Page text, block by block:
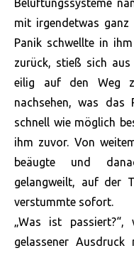
Belüftungssysteme
mit irgendetwas
Panik schwellte in
zurück, stieß sich
eilig auf den Weg
nachsehen, was
schnell wie möglich
ihm zuvor. Von
beäugte und
gelangweilt, auf der
verstummte sofort.
„Was ist passiert?“,
gelassener Ausdruck